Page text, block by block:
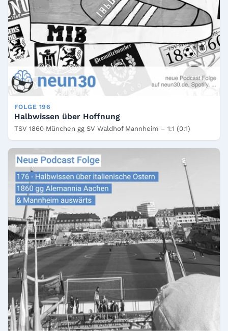
FOLGE 196
Halbwissen über Hoffnung
TSV 1860 München gg SV Waldhof Mannheim – 1:1 (0:1)